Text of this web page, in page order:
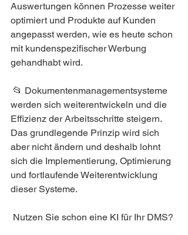
Auswertungen können Prozesse weiter
optimiert und Produkte auf Kunden
angepasst werden, wie es heute schon
mit kundenspezifischer Werbung
gehandhabt wird.
werden sich weiterentwickeln und die
Effizienz der Arbeitsschritte steigern.
Das grundlegende Prinzip wird sich
aber nicht ändern und deshalb lohnt
sich die Implementierung, Optimierung
und fortlaufende Weiterentwicklung
dieser Systeme.
Nutzen Sie schon eine KI für Ihr DMS?